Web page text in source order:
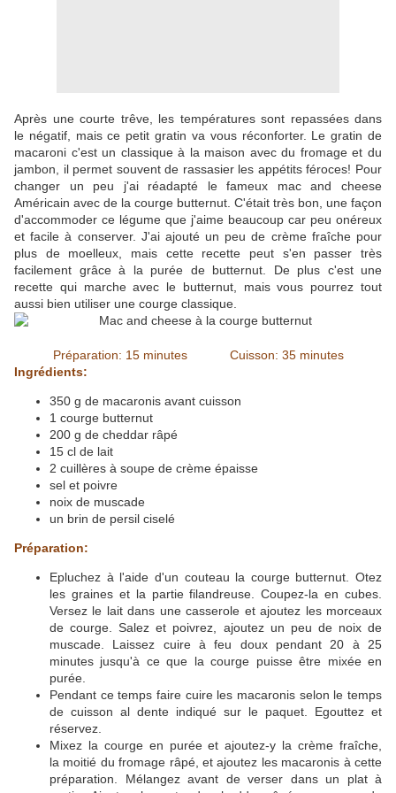
Après une courte trêve, les températures sont repassées dans
le négatif, mais ce petit gratin va vous réconforter. Le gratin de
macaroni c'est un classique à la maison avec du fromage et du
jambon, il permet souvent de rassasier les appétits féroces! Pour
changer un peu j'ai réadapté le fameux mac and cheese
Américain avec de la courge butternut. C'était très bon, une façon
d'accommoder ce légume que j'aime beaucoup car peu onéreux
et facile à conserver. J'ai ajouté un peu de crème fraîche pour
plus de moelleux, mais cette recette peut s'en passer très
facilement grâce à la purée de butternut. De plus c'est une
recette qui marche avec le butternut, mais vous pourrez tout
aussi bien utiliser une courge classique.
Préparation: 15 minutes Cuisson: 35 minutes
Ingrédients:
350 g de macaronis avant cuisson
1 courge butternut
200 g de cheddar râpé
15 cl de lait
2 cuillères à soupe de crème épaisse
sel et poivre
noix de muscade
un brin de persil ciselé
Préparation:
Epluchez à l'aide d'un couteau la courge butternut. Otez
les graines et la partie filandreuse. Coupez-la en cubes.
Versez le lait dans une casserole et ajoutez les morceaux
de courge. Salez et poivrez, ajoutez un peu de noix de
muscade. Laissez cuire à feu doux pendant 20 à 25
minutes jusqu'à ce que la courge puisse être mixée en
purée.
Pendant ce temps faire cuire les macaronis selon le temps
de cuisson al dente indiqué sur le paquet. Egouttez et
réservez.
Mixez la courge en purée et ajoutez-y la crème fraîche,
la moitié du fromage râpé, et ajoutez les macaronis à cette
préparation. Mélangez avant de verser dans un plat à